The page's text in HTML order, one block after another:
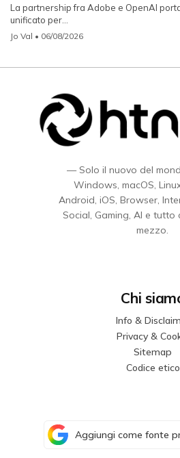
La partnership fra Adobe e OpenAI
unificato per...
Jo Val • 06/08/2026
— Solo il nuovo del
Windows, macOS,
Android, iOS, Browser,
Social, Gaming, AI e tutto
mezzo.
Chi
Info &
Privacy &
Sitemap
Codice etico
Aggiungi come fonte